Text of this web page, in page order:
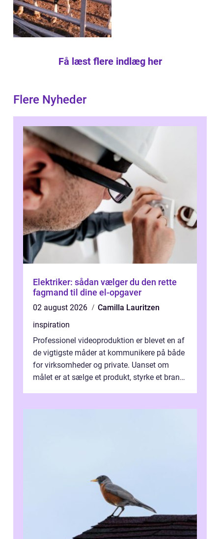
Få læst flere indlæg her
Flere Nyheder
Elektriker: sådan vælger du den rette
fagmand til dine el-opgaver
02 august 2026
Camilla Lauritzen
inspiration
Professionel videoproduktion er blevet en af
de vigtigste måder at kommunikere på både
for virksomheder og private. Uanset om
målet er at sælge et produkt, styrke et brand,